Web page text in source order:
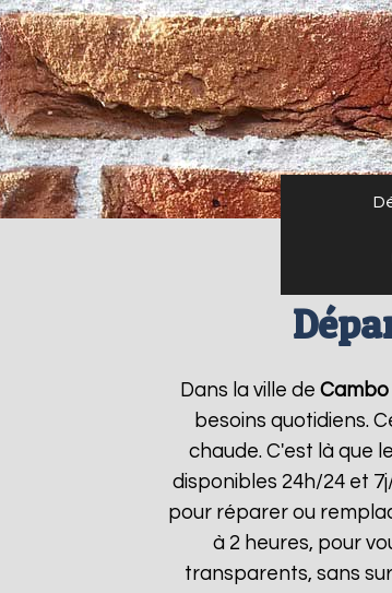
Dans la ville de Cambo
besoins quotidiens.
chaude. C'est là que le
disponibles 24h/24 et
pour réparer ou
à 2 heures, pour
transparents, sans